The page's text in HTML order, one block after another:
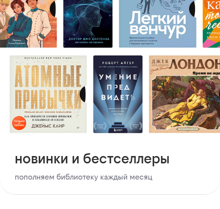
новинки и бестселлеры
пополняем библиотеку каждый месяц